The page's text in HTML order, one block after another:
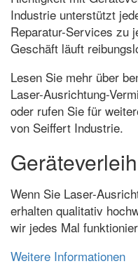
Industrie unterstützt
Reparatur-Services zu
Geschäft läuft
Lesen Sie mehr über
Laser-Ausrichtung-
oder rufen Sie für
von Seiffert Industrie.
Geräteverleih
Wenn Sie Laser-
erhalten qualitativ
wir jedes Mal
Weitere Informationen